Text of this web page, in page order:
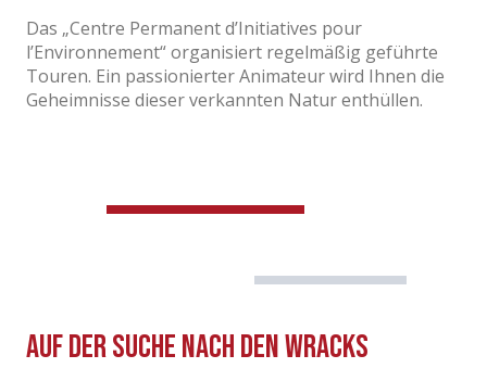
Das „Centre Permanent d’Initiatives pour
l’Environnement“ organisiert regelmäßig geführte
Touren. Ein passionierter Animateur wird Ihnen die
Geheimnisse dieser verkannten Natur enthüllen.
Auf der Suche nach den Wracks